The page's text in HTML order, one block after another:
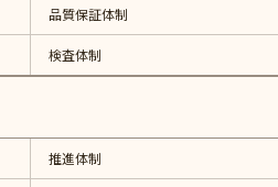
品質保証体制
検査体制
推進体制